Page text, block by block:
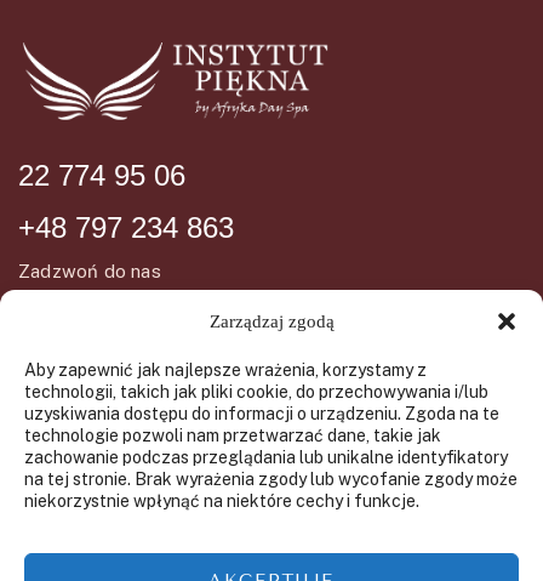
Zarządzaj zgodą
Aby zapewnić jak najlepsze wrażenia, korzystamy z
technologii, takich jak pliki cookie, do przechowywania i/lub
uzyskiwania dostępu do informacji o urządzeniu. Zgoda na te
technologie pozwoli nam przetwarzać dane, takie jak
zachowanie podczas przeglądania lub unikalne identyfikatory
na tej stronie. Brak wyrażenia zgody lub wycofanie zgody może
niekorzystnie wpłynąć na niektóre cechy i funkcje.
22 774 95 06
+48 797 234 863
Zadzwoń do nas
DANE ADRESOWE
ul. Wiślana 72
05-092 Łomianki
GODZINY OTWARCIA
Wtorek-Piątek
INFORMCJE
Regulamin SPA
Regulamin świadczenia usług
drogą elektroniczną